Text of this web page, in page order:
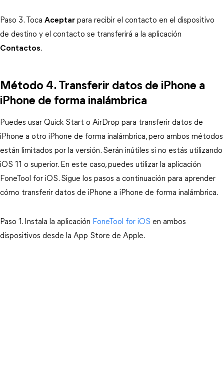
Paso 3. Toca Aceptar para recibir el contacto en el dispositivo
de destino y el contacto se transferirá a la aplicación
Contactos.
Método 4. Transferir datos de iPhone a
iPhone de forma inalámbrica
Puedes usar Quick Start o AirDrop para transferir datos de
iPhone a otro iPhone de forma inalámbrica, pero ambos métodos
están limitados por la versión. Serán inútiles si no estás utilizando
iOS 11 o superior. En este caso, puedes utilizar la aplicación
FoneTool for iOS. Sigue los pasos a continuación para aprender
cómo transferir datos de iPhone a iPhone de forma inalámbrica.
Paso 1. Instala la aplicación FoneTool for iOS en ambos
dispositivos desde la App Store de Apple.